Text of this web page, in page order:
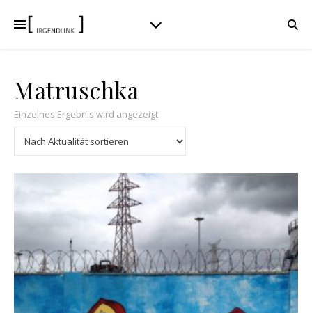
Matruschka
Einzelnes Ergebnis wird angezeigt